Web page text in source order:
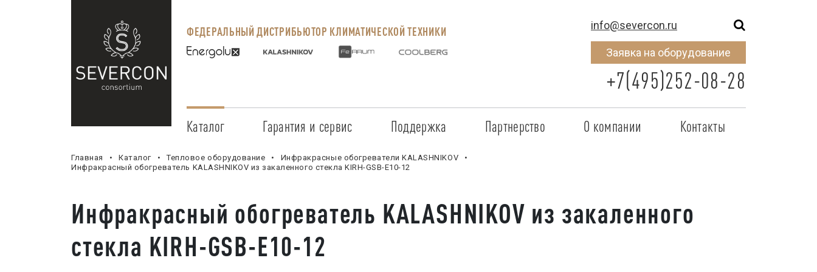
ФЕДЕРАЛЬНЫЙ ДИСТРИБЬЮТОР КЛИМАТИЧЕСКОЙ ТЕХНИКИ info@severcon.ru
Заявка на оборудование
+7(495)252-08-28
Каталог Гарантия и сервис
Сервисные центры
Прайс-лист на услуги
Заказ запчастей
Поддержка
Регистрация объекта
Документация
Партнерство
Наши партнеры
О компании
Новости
Контакты
Главная Каталог Тепловое оборудование
Инфракрасные обогреватели KALASHNIKOV
Инфракрасный обогреватель KALASHNIKOV из закаленного стекла KIRH-GSB-E10-12
Инфракрасный обогреватель KALASHNIKOV из закаленного
стекла KIRH-GSB-E10-12